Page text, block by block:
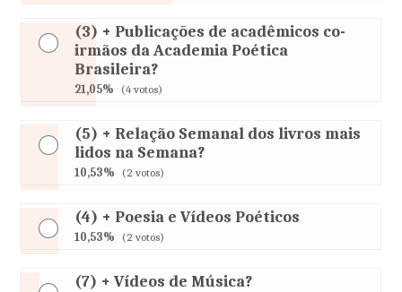
(3) + Publicações de acadêmicos co-
irmãos da Academia Poética
Brasileira?
21,05% (4 votos)
(5) + Relação Semanal dos livros mais
lidos na Semana?
10,53% (2 votos)
(4) + Poesia e Vídeos Poéticos
10,53% (2 votos)
(7) + Vídeos de Música?